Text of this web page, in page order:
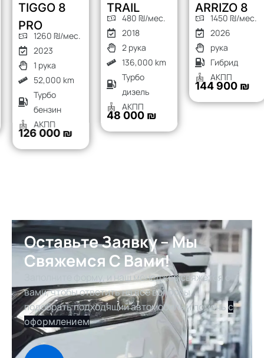
TIGGO 8
PRO
1260 ₪/мес.
2023
1 рука
52,000 km
Турбо
бензин
АКПП
126 000 ₪
TRAIL
480 ₪/мес.
2018
2 рука
136,000 km
Турбо
дизель
АКПП
48 000 ₪
ARRIZO 8
1450 ₪/мес.
2026
рука
Гибрид
АКПП
144 900 ₪
Оставьте Заявку – Мы
Свяжемся С Вами!
Заполните форму, и наш менеджер свяжется с
вами, чтобы ответить на все вопросы,
подобрать подходящий автомобиль и помочьс
оформлением